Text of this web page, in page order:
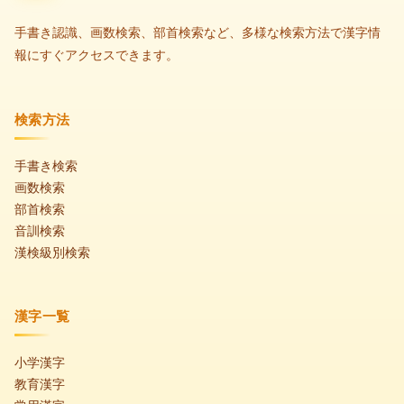
手書き認識、画数検索、部首検索など、多様な検索方法で漢字情
報にすぐアクセスできます。
検索方法
手書き検索
画数検索
部首検索
音訓検索
漢検級別検索
漢字一覧
小学漢字
教育漢字